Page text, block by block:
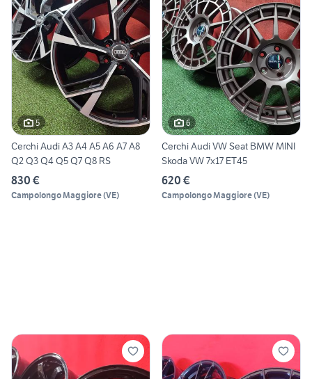
5
Cerchi Audi A3 A4 A5 A6 A7 A8
Q2 Q3 Q4 Q5 Q7 Q8 RS
830 €
Campolongo Maggiore(VE)
6
Cerchi Audi VW Seat BMW MINI
Skoda VW 7x17 ET45
620 €
Campolongo Maggiore(VE)